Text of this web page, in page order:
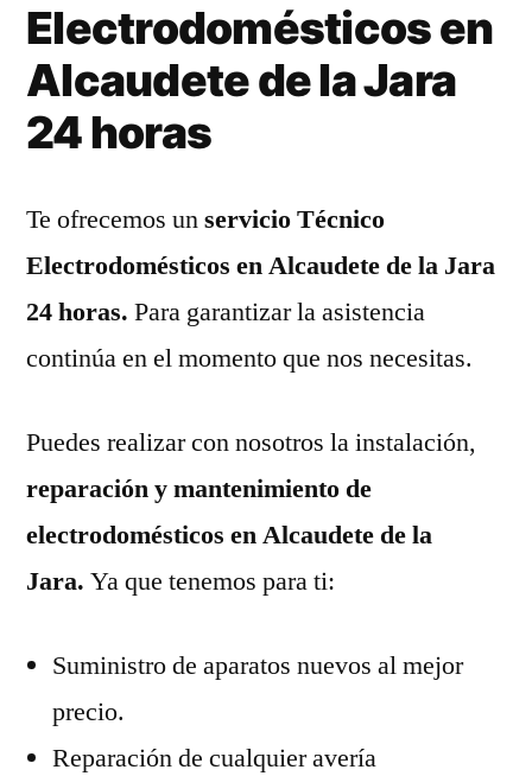
Electrodomésticos en
Alcaudete de la Jara
24 horas
Te ofrecemos unservicio Técnico
Electrodomésticos en Alcaudete de la Jara
24 horas. Para garantizar la asistencia
continúa en el momento que nos necesitas.
Puedes realizar con nosotros la instalación,
reparación y mantenimiento de
electrodomésticos en Alcaudete de la
Jara. Ya que tenemos para ti:
Suministro de aparatos nuevos al mejor
precio.
Reparación de cualquier avería